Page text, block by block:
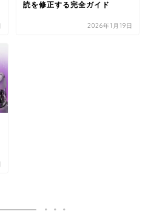
読を修正する完全ガイド
2026年1月19日